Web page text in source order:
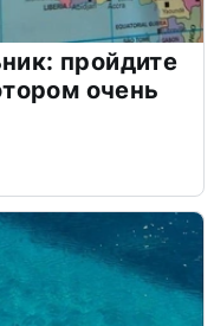
пройдите
очень